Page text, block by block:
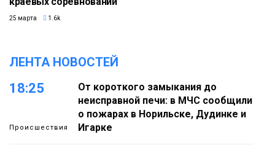
25 марта 1.6k
ЛЕНТА НОВОСТЕЙ
18:25
Происшествия
От короткого замыкания до
неисправной печи: в МЧС сообщили
о пожарах в Норильске, Дудинке и
Игарке